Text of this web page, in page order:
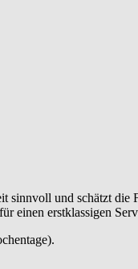
und schätzt
einen erstklassigen